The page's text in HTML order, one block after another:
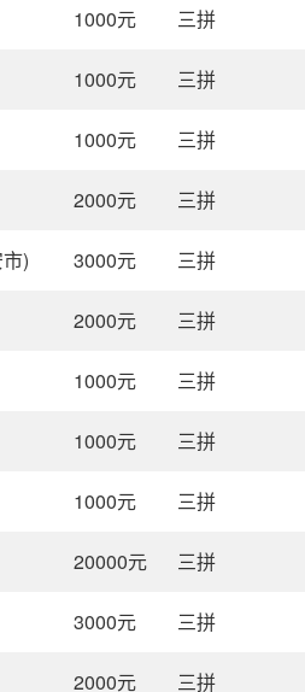
1000元 三拼
1000元 三拼
1000元 三拼
2000元 三拼
) 3000元 三拼
2000元 三拼
1000元 三拼
1000元 三拼
1000元 三拼
20000元 三拼
3000元 三拼
2000元 三拼